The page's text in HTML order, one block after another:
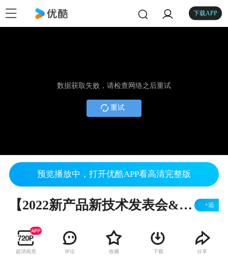
下载APP
数据获取失败，请检查网络之后重试
重试
预览播放中，打开优酷APP看高清完整版
【2022新产品新技术发表会&产品博览会】SDG会员制介绍 +追
超清画质 评论 收藏 下载 分享